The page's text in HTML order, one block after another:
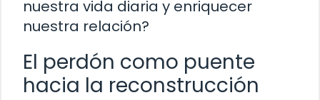
nuestra vida diaria y enriquecer
nuestra relación?
El perdón como puente
hacia la reconstrucción